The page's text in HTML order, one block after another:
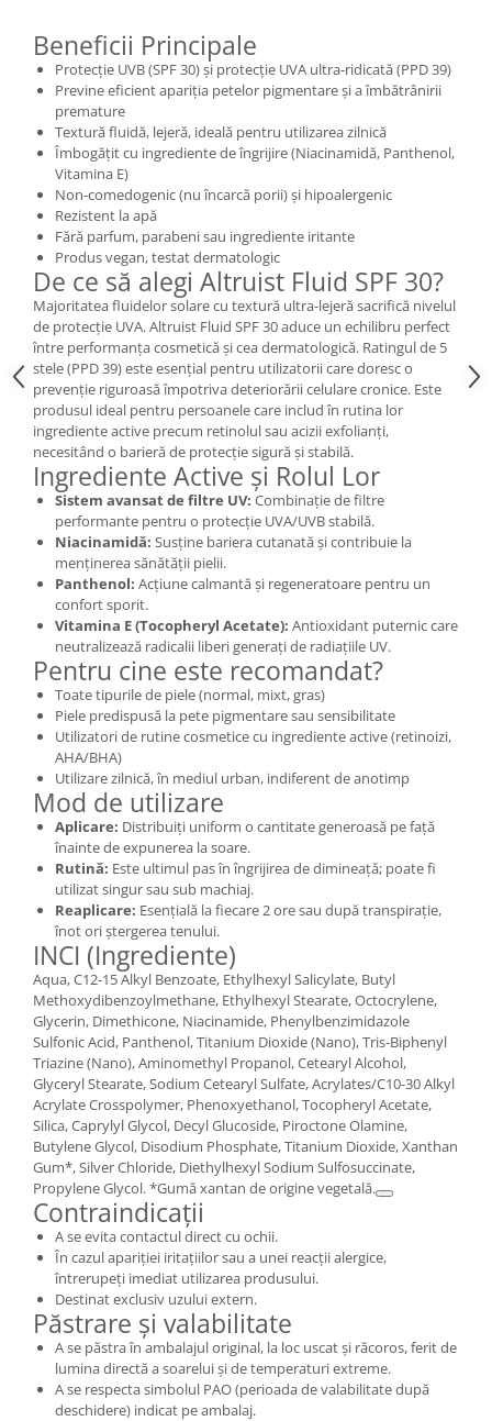
COSRX
BIODANCE
OOTD
Cettua
Haruharu Wonder
Medicube
ARIUL
Dr. Althea
DELLA BORN
Seleniu
Seminte de in
Silimarina
Spirulina
Ulei de cocos
Ulei de peste
Ulei MCT
Vitamina A
Vitamina B
Vitamina C
Vitamina D
Vitamina E
Vitamina K
Zinc
Cătină
Chlorella
Colina
Electroliti
Produse Apicole
Cacao
Beneficii Principale
Protecție UVB (SPF 30) și protecție UVA ultra-ridicată (PPD 39)
Previne eficient apariția petelor pigmentare și a îmbătrânirii
premature
Textură fluidă, lejeră, ideală pentru utilizarea zilnică
Îmbogățit cu ingrediente de îngrijire (Niacinamidă, Panthenol,
Vitamina E)
Non-comedogenic (nu încarcă porii) și hipoalergenic
Rezistent la apă
Fără parfum, parabeni sau ingrediente iritante
Produs vegan, testat dermatologic
De ce să alegi Altruist Fluid SPF 30?
Majoritatea fluidelor solare cu textură ultra-lejeră sacrifică nivelul
de protecție UVA. Altruist Fluid SPF 30 aduce un echilibru perfect
între performanța cosmetică și cea dermatologică. Ratingul de 5
stele (PPD 39) este esențial pentru utilizatorii care doresc o
prevenție riguroasă împotriva deteriorării celulare cronice. Este
produsul ideal pentru persoanele care includ în rutina lor
ingrediente active precum retinolul sau acizii exfolianți,
necesitând o barieră de protecție sigură și stabilă.
Ingrediente Active și Rolul Lor
Sistem avansat de filtre UV: Combinație de filtre
performante pentru o protecție UVA/UVB stabilă.
Niacinamidă: Susține bariera cutanată și contribuie la
menținerea sănătății pielii.
Panthenol: Acțiune calmantă și regeneratoare pentru un
confort sporit.
Vitamina E (Tocopheryl Acetate): Antioxidant puternic care
neutralizează radicalii liberi generați de radiațiile UV.
Pentru cine este recomandat?
Toate tipurile de piele (normal, mixt, gras)
Piele predispusă la pete pigmentare sau sensibilitate
Utilizatori de rutine cosmetice cu ingrediente active (retinoizi,
AHA/BHA)
Utilizare zilnică, în mediul urban, indiferent de anotimp
Mod de utilizare
Aplicare: Distribuiți uniform o cantitate generoasă pe față
înainte de expunerea la soare.
Rutină: Este ultimul pas în îngrijirea de dimineață; poate fi
utilizat singur sau sub machiaj.
Reaplicare: Esențială la fiecare 2 ore sau după transpirație,
înot ori ștergerea tenului.
INCI (Ingrediente)
Aqua, C12-15 Alkyl Benzoate, Ethylhexyl Salicylate, Butyl
Methoxydibenzoylmethane, Ethylhexyl Stearate, Octocrylene,
Glycerin, Dimethicone, Niacinamide, Phenylbenzimidazole
Sulfonic Acid, Panthenol, Titanium Dioxide (Nano), Tris-Biphenyl
Triazine (Nano), Aminomethyl Propanol, Cetearyl Alcohol,
Glyceryl Stearate, Sodium Cetearyl Sulfate, Acrylates/C10-30 Alkyl
Acrylate Crosspolymer, Phenoxyethanol, Tocopheryl Acetate,
Silica, Caprylyl Glycol, Decyl Glucoside, Piroctone Olamine,
Butylene Glycol, Disodium Phosphate, Titanium Dioxide, Xanthan
Gum*, Silver Chloride, Diethylhexyl Sodium Sulfosuccinate,
Propylene Glycol. *Gumă xantan de origine vegetală.
Contraindicații
A se evita contactul direct cu ochii.
În cazul apariției iritațiilor sau a unei reacții alergice,
întrerupeți imediat utilizarea produsului.
Destinat exclusiv uzului extern.
Păstrare și valabilitate
A se păstra în ambalajul original, la loc uscat și răcoros, ferit de
lumina directă a soarelui și de temperaturi extreme.
A se respecta simbolul PAO (perioada de valabilitate după
deschidere) indicat pe ambalaj.